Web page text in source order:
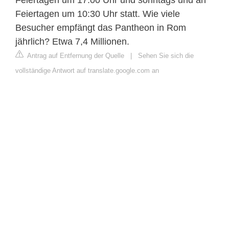
Feiertagen um 10:30 Uhr statt. Wie viele
Besucher empfängt das Pantheon in Rom
jährlich? Etwa 7,4 Millionen.
Antrag auf Entfernung der Quelle
Sehen Sie sich die
vollständige Antwort auf translate.google.com an